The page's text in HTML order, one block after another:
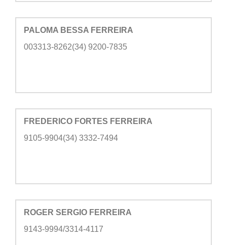
PALOMA BESSA FERREIRA
003313-8262(34) 9200-7835
FREDERICO FORTES FERREIRA
9105-9904(34) 3332-7494
ROGER SERGIO FERREIRA
9143-9994/3314-4117